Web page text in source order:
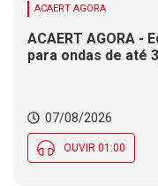
ACAERT AGORA
ACAERT AGORA -
para ondas de até
07/08/2026
OUVIR 01:00